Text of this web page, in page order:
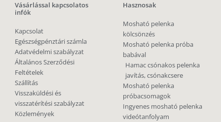
Vásárlással kapcsolatos
infók
Kapcsolat
Egészségpénztári számla
Adatvédelmi szabályzat
Általános Szerződési
Feltételek
Szállítás
Visszaküldési és
visszatérítési szabályzat
Közlemények
Hasznosak
Mosható pelenka
kölcsönzés
Mosható pelenka próba
babával
Hamac csónakos pelenka
javítás, csónakcsere
Mosható pelenka
próbacsomagok
Ingyenes mosható pelenka
videótanfolyam